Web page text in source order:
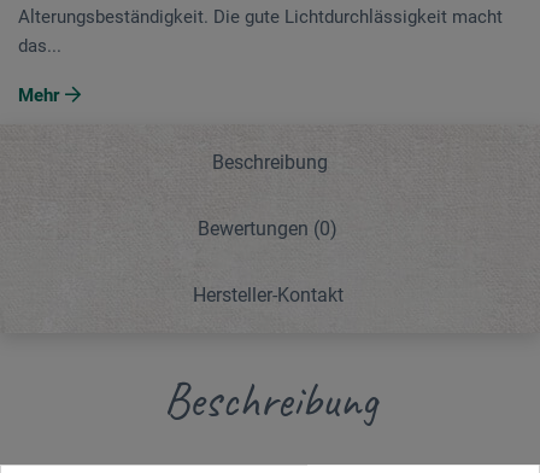
Alterungsbeständigkeit. Die gute Lichtdurchlässigkeit macht
das...
Mehr
Beschreibung
Bewertungen (0)
Hersteller-Kontakt
Beschreibung